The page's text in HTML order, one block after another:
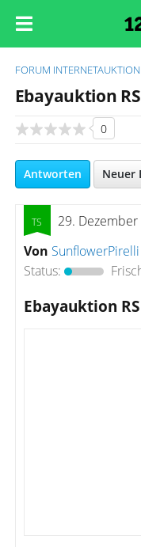
FORUM
Ebayauktion
0
Antworten Neuer
29.
Von SunflowerPirelli
Status:
Ebayauktion